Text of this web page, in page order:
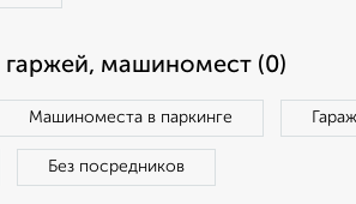
машиномест (0)
Машиноместа в паркинге
Без посредников